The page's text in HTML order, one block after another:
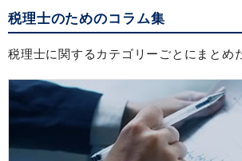
税理士のためのコラム集
税理士に関するカテゴリーごとにまとめ